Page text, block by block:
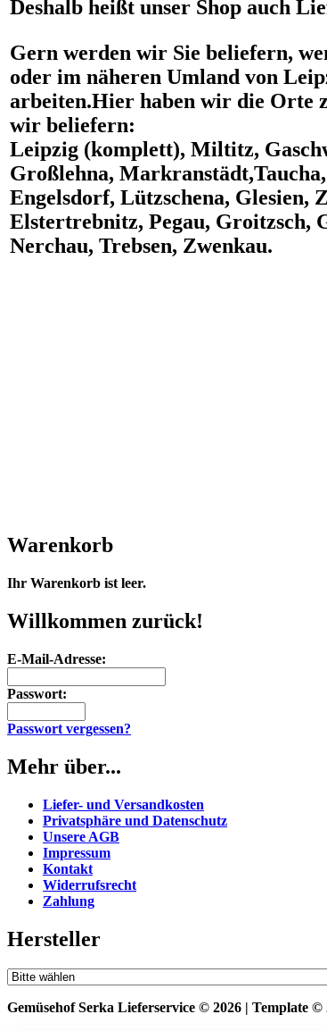
Deshalb heißt unser Shop auch
Gern werden wir Sie beliefern,
oder im näheren Umland von
arbeiten.Hier haben wir die Orte
wir beliefern:
Leipzig (komplett), Miltitz,
Großlehna,
Engelsdorf, Lützschena, Glesien,
Elstertrebnitz, Pegau, Groitzsch,
Nerchau, Trebsen, Zwenkau.
Warenkorb
Ihr Warenkorb ist leer.
Willkommen zurück!
E-Mail-Adresse:
Passwort:
Passwort vergessen?
Mehr über...
Liefer- und Versandkosten
Privatsphäre und Datenschutz
Unsere AGB
Impressum
Kontakt
Widerrufsrecht
Zahlung
Hersteller
Gemüsehof Serka Lieferservice © 2026 | Template ©